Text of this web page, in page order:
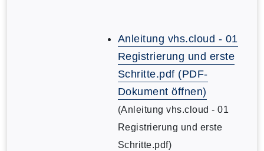
Anleitung vhs.cloud - 01
Registrierung und erste
Schritte.pdf (PDF-
Dokument öffnen)
(Anleitung vhs.cloud - 01
Registrierung und erste
Schritte.pdf)